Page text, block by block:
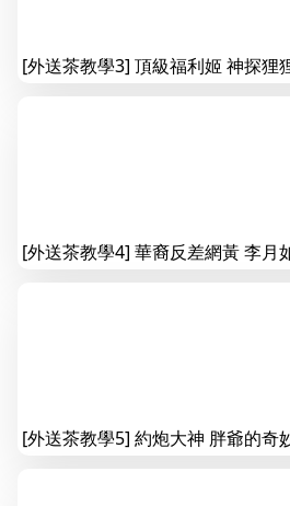
[外送茶教學3] 頂級福利姬 神探狸
[外送茶教學4] 華裔反差網黃 李月
[外送茶教學5] 約炮大神 胖爺的奇